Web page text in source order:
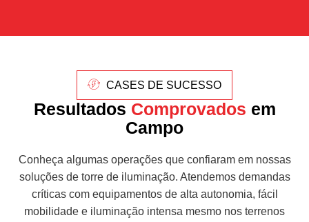
CASES DE SUCESSO
Resultados Comprovados em
Campo
Conheça algumas operações que confiaram em nossas
soluções de torre de iluminação. Atendemos demandas
críticas com equipamentos de alta autonomia, fácil
mobilidade e iluminação intensa mesmo nos terrenos